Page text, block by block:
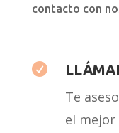
contacto con

Te
el